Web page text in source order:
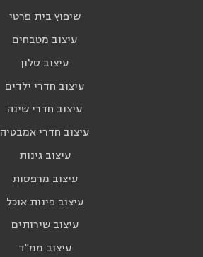
שיפוץ בית פרטי
עיצוב מטבחים
עיצוב סלון
עיצוב חדרי ילדים
עיצוב חדרי שינה
עיצוב חדרי אמבטיה
עיצוב גינות
עיצוב מרפסות
עיצוב פינות אוכל
עיצוב שירותים
עיצוב ממ"ד